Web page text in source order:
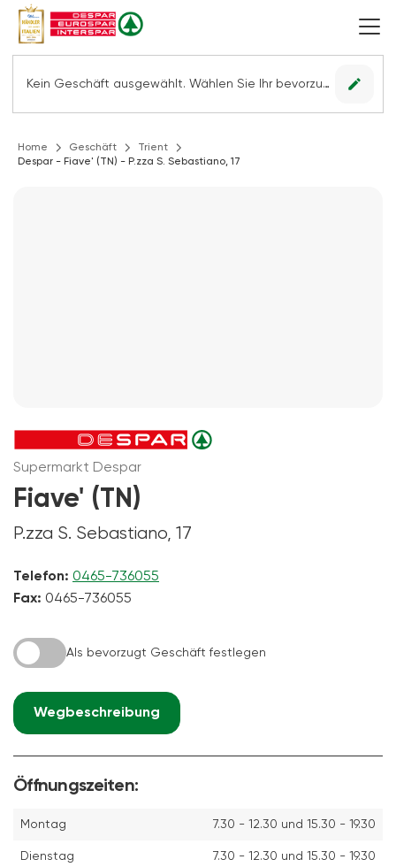
Kein Geschäft ausgewählt. Wählen Sie Ihr bevorzugtes Geschäft, um alle Angebote sehen zu können. edit
Home Geschäft
Trient
Despar - Fiave' (TN) - P.zza S. Sebastiano, 17
Supermarkt Despar
Fiave' (TN)
P.zza S. Sebastiano, 17
Telefon: 0465-736055
Fax: 0465-736055
Als bevorzugt Geschäft festlegen
Wegbeschreibung
Öffnungszeiten:
Montag 7.30 - 12.30 und 15.30 - 19.30
Dienstag 7.30 - 12.30 und 15.30 - 19.30